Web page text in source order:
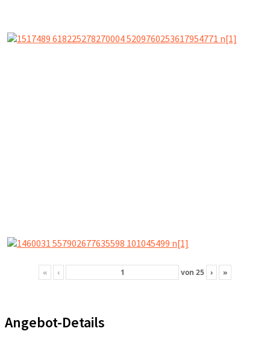
« ‹ von 25 › »
Angebot-Details